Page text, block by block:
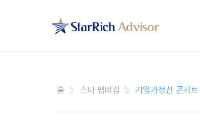
홈 스타 멤버십 기업가정신 콘서트